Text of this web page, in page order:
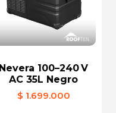
Nevera 100–240 V
AC 35L Negro
$ 1.699.000